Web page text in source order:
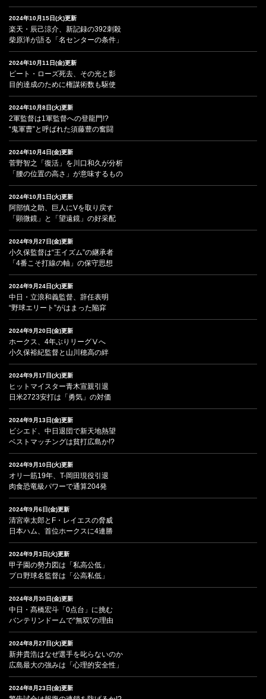
2024年10月15日(火)更新
楽天・辰己涼介、新記録の392刺殺
柴原洋が語る「名センターの条件」
2024年10月11日(金)更新
ピート・ローズ死去、その光と影
目的達成のために権謀術数も駆使
2024年10月8日(火)更新
2軍監督は1軍監督への登龍門!?
“鬼軍曹”と呼ばれた須藤豊の奮闘
2024年10月4日(金)更新
菅野智之「復活」を川口和久が分析
「腰の位置の高さ」が意味するもの
2024年10月1日(火)更新
阿部慎之助、巨人にVを取り戻す
「顕微鏡」と「望遠鏡」の好采配
2024年9月27日(金)更新
小久保監督は“王イズム”の継承者
「4番こそ打線の軸」の保守思想
2024年9月24日(火)更新
中日・立浪和義監督、辞任表明
“野球エリート”がはまった陥穽
2024年9月20日(金)更新
ホークス、4年ぶりリーグⅤへ
小久保裕紀監督と山川穂高の絆
2024年9月17日(火)更新
ヒットマイスター青木宣親引退
日米2723安打は「勇気」の対価
2024年9月13日(金)更新
ビシエド、中日退団で新天地熱望
ベストマッチングは貧打広島か!?
2024年9月10日(火)更新
オリ一筋19年、T-岡田現役引退
肉食恐竜級パワーで通算204発
2024年9月6日(金)更新
清宮幸太郎とF・レイエスの脅威
日本ハム、首位ホークスに4連勝
2024年9月3日(火)更新
甲子園の勢力図は「私高公低」
プロ野球名監督は「公高私低」
2024年8月30日(金)更新
中日・髙橋宏斗「0点台」に挑む
バンテリンドームで“無双”の理由
2024年8月27日(火)更新
新井貴浩はなぜ選手を叱らないのか
広島最大の強みは「心理的安全性」
2024年8月23日(金)更新